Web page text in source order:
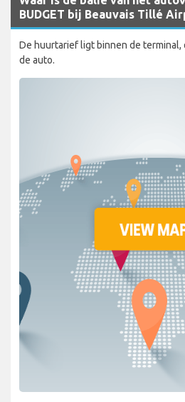
BUDGET bij Beauvais Tillé
De huurtarief ligt binnen de
de auto.